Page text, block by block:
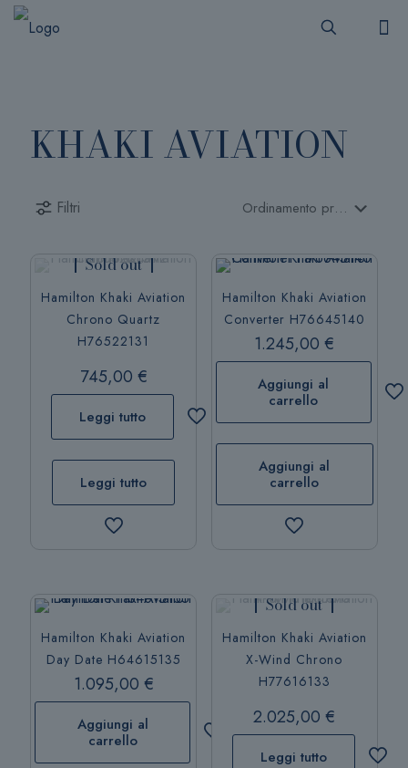
KHAKI AVIATION
Filtri
Sold out
Hamilton Khaki Aviation
Chrono Quartz
H76522131
745,00 €
Leggi tutto
Leggi tutto
Hamilton Khaki Aviation
Converter H76645140
1.245,00€
Aggiungi al
carrello
Aggiungi al
carrello
Hamilton Khaki Aviation
Day Date H64615135
1.095,00 €
Aggiungi al
carrello
Sold out
Hamilton Khaki Aviation
X-Wind Chrono
H77616133
2.025,00€
Leggi tutto